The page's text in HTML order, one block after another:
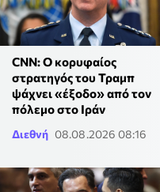
CNN: Ο κορυφαίος
στρατηγός του Τραμπ
ψάχνει «έξοδο» από τον
πόλεμο στο Ιράν
Διεθνή 08.08.2026 08:16